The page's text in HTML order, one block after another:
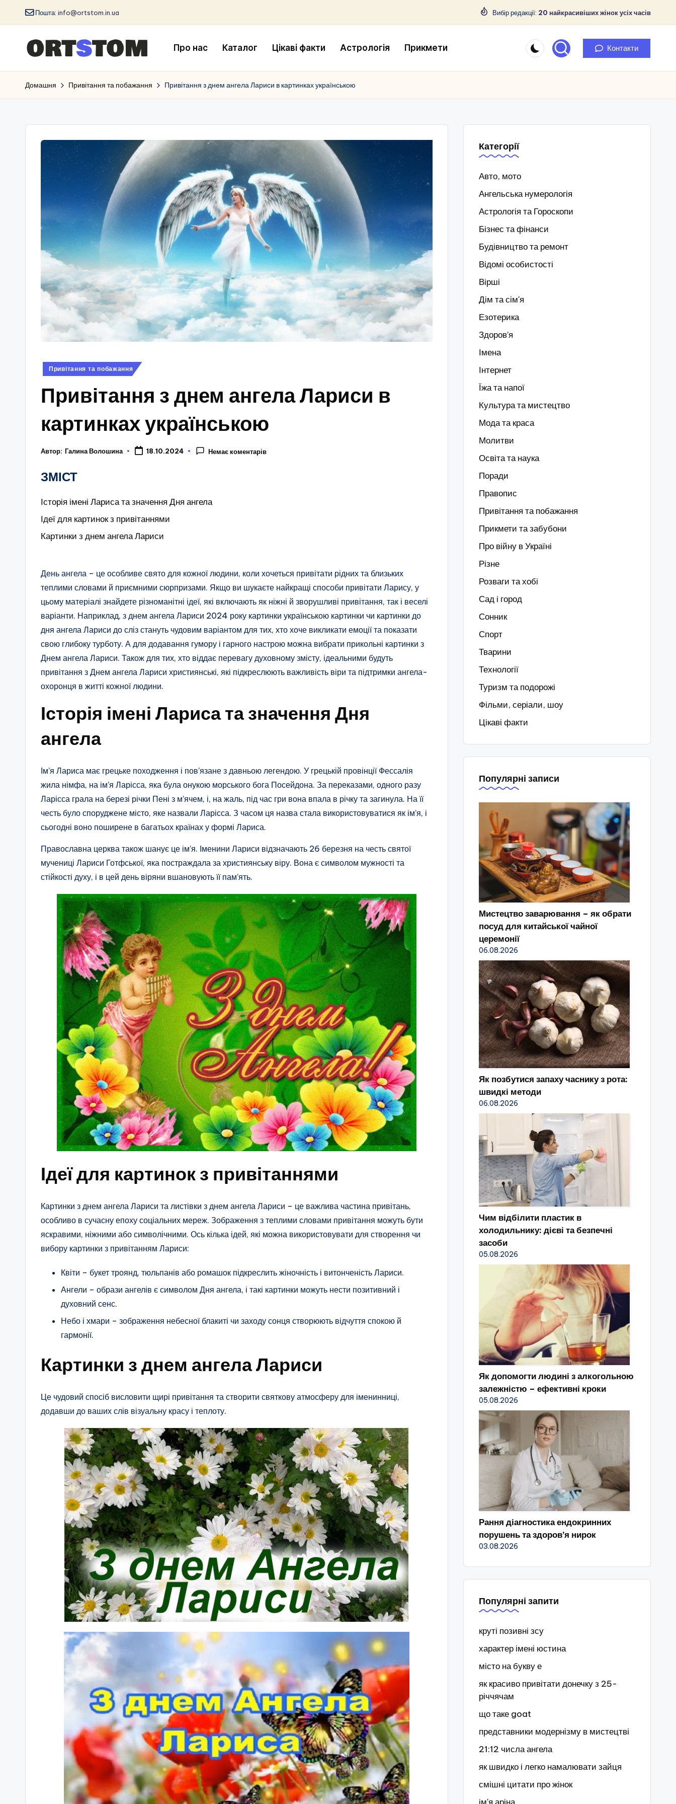
Пошта: info@ortstom.in.ua Вибір редакції: 20 найкрасивіших жінок усіх часів
Про нас Каталог Цікаві факти Астрологія Прикмети Контакти
Домашня Привітання та побажання Привітання з днем ангела Лариси в картинках українською
Опубліковано
Привітання та побажання
Привітання з днем ангела Лариси в
картинках українською
Автор: Галина Волошина 18.10.2024 Немає коментарів
ЗМІСТ
Історія імені Лариса та значення Дня ангела
Ідеї для картинок з привітаннями
Картинки з днем ангела Лариси
День ангела – це особливе свято для кожної людини, коли хочеться привітати рідних та близьких
теплими словами й приємними сюрпризами. Якщо ви шукаєте найкращі способи привітати Ларису, у
цьому матеріалі знайдете різноманітні ідеї, які включають як ніжні й зворушливі привітання, так і веселі
варіанти. Наприклад, з днем ангела Лариси 2024 року картинки українською картинки чи картинки до
дня ангела Лариси до сліз стануть чудовим варіантом для тих, хто хоче викликати емоції та показати
свою глибоку турботу. А для додавання гумору і гарного настрою можна вибрати прикольні картинки з
Днем ангела Лариси. Також для тих, хто віддає перевагу духовному змісту, ідеальними будуть
привітання з Днем ангела Лариси християнські, які підкреслюють важливість віри та підтримки ангела-
охоронця в житті кожної людини.
Історія імені Лариса та значення Дня
ангела
Ім’я Лариса має грецьке походження і пов’язане з давньою легендою. У грецькій провінції Фессалія
жила німфа, на ім’я Ларісса, яка була онукою морського бога Посейдона. За переказами, одного разу
Ларісса грала на березі річки Пені з м’ячем, і, на жаль, під час гри вона впала в річку та загинула. На її
честь було споруджене місто, яке назвали Ларісса. З часом ця назва стала використовуватися як ім’я, і
сьогодні воно поширене в багатьох країнах у формі Лариса.
Православна церква також шанує це ім’я. Іменини Лариси відзначають 26 березня на честь святої
мучениці Лариси Готфської, яка постраждала за християнську віру. Вона є символом мужності та
стійкості духу, і в цей день віряни вшановують її пам’ять.
Ідеї для картинок з привітаннями
Картинки з днем ангела Лариси та листівки з днем ангела Лариси – це важлива частина привітань,
особливо в сучасну епоху соціальних мереж. Зображення з теплими словами привітання можуть бути
яскравими, ніжними або символічними. Ось кілька ідей, які можна використовувати для створення чи
вибору картинки з привітанням Лариси:
Квіти – букет троянд, тюльпанів або ромашок підкреслить жіночність і витонченість Лариси.
Ангели – образи ангелів є символом Дня ангела, і такі картинки можуть нести позитивний і
духовний сенс.
Небо і хмари – зображення небесної блакиті чи заходу сонця створюють відчуття спокою й
гармонії.
Картинки з днем ангела Лариси
Це чудовий спосіб висловити щирі привітання та створити святкову атмосферу для іменинниці,
додавши до ваших слів візуальну красу і теплоту.
Категорії
Авто, мото
Ангельська нумерологія
Астрологія та Гороскопи
Бізнес та фінанси
Будівництво та ремонт
Відомі особистості
Вірші
Дім та сім'я
Езотерика
Здоров’я
Імена
Інтернет
Їжа та напої
Культура та мистецтво
Мода та краса
Молитви
Освіта та наука
Поради
Правопис
Привітання та побажання
Прикмети та забубони
Про війну в Україні
Різне
Розваги та хобі
Сад і город
Сонник
Спорт
Тварини
Технології
Туризм та подорожі
Фільми, серіали, шоу
Цікаві факти
Популярні записи
Мистецтво заварювання – як обрати
посуд для китайської чайної
церемонії
06.08.2026
Як позбутися запаху часнику з рота:
швидкі методи
06.08.2026
Чим відбілити пластик в
холодильнику: дієві та безпечні
засоби
05.08.2026
Як допомогти людині з алкогольною
залежністю – ефективні кроки
05.08.2026
Рання діагностика ендокринних
порушень та здоров’я нирок
03.08.2026
Популярні запити
круті позивні зсу
характер імені юстина
місто на букву е
як красиво привітати донечку з 25-
річчячам
що таке goat
представники модернізму в мистецтві
21:12 числа ангела
як швидко і легко намалювати зайця
смішні цитати про жінок